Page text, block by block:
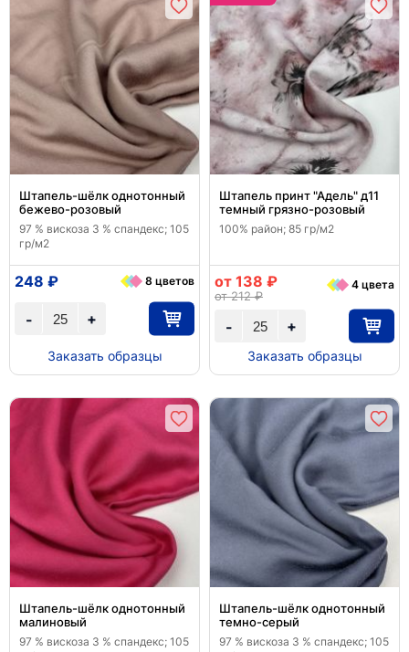
Штапель-шёлк однотонный
бежево-розовый
97 % вискоза 3 % спандекс; 105
гр/м2
+
-
248 ₽ 8 цветов
Заказать образцы
Штапель принт "Адель" д11
темный грязно-розовый
100% район; 85 гр/м2
+
-
от 138 ₽
от 212 ₽
4 цвета
Заказать образцы
Штапель-шёлк однотонный
малиновый
97 % вискоза 3 % спандекс; 105
Штапель-шёлк однотонный
темно-серый
97 % вискоза 3 % спандекс; 105